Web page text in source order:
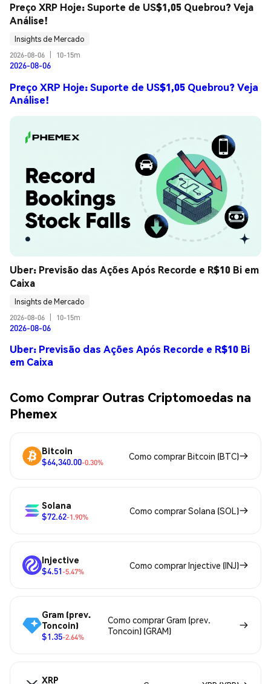
Preço XRP Hoje: Suporte de US$1,05 Quebrou? Veja
Análise!
Insights de Mercado
2026-08-06
10-15m
2026-08-06
Preço XRP Hoje: Suporte de US$1,05 Quebrou? Veja
Análise!
Uber: Previsão das Ações Após Recorde e R$10 Bi em
Caixa
Insights de Mercado
2026-08-06
10-15m
2026-08-06
Uber: Previsão das Ações Após Recorde e R$10 Bi
em Caixa
Como Comprar Outras Criptomoedas na
Phemex
Bitcoin
$64,340.00-0.30%
Como comprar Bitcoin (BTC)
Solana
$72.62-1.90%
Como comprar Solana (SOL)
Injective
$4.51-5.47%
Como comprar Injective (INJ)
Gram (prev.
Toncoin)
$1.35-2.64%
Como comprar Gram (prev.
Toncoin) (GRAM)
XRP